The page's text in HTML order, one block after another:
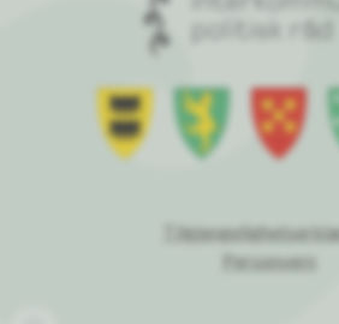
Personvern